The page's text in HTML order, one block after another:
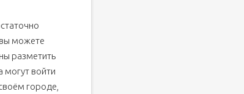
можете
разметить
могут войти
городе,